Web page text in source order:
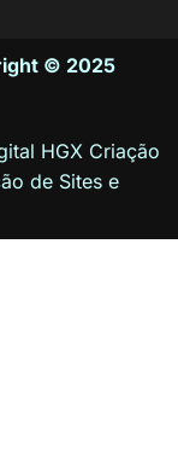
© 2025
HGX Criação
de Sites e